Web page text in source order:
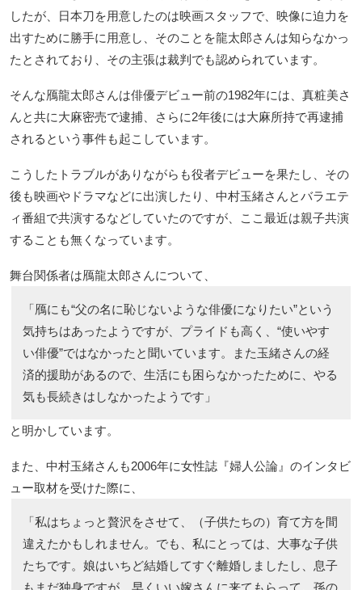
したが、日本刀を用意したのは映画スタッフで、映像に迫力を
出すために勝手に用意し、そのことを龍太郎さんは知らなかっ
たとされており、その主張は裁判でも認められています。
そんな鴈龍太郎さんは俳優デビュー前の1982年には、真粧美さ
んと共に大麻密売で逮捕、さらに2年後には大麻所持で再逮捕
されるという事件も起こしています。
こうしたトラブルがありながらも役者デビューを果たし、その
後も映画やドラマなどに出演したり、中村玉緒さんとバラエテ
ィ番組で共演するなどしていたのですが、ここ最近は親子共演
することも無くなっています。
舞台関係者は鴈龍太郎さんについて、
「鴈にも“父の名に恥じないような俳優になりたい”という
気持ちはあったようですが、プライドも高く、“使いやす
い俳優”ではなかったと聞いています。また玉緒さんの経
済的援助があるので、生活にも困らなかったために、やる
気も長続きはしなかったようです」
と明かしています。
また、中村玉緒さんも2006年に女性誌『婦人公論』のインタビ
ュー取材を受けた際に、
「私はちょっと贅沢をさせて、（子供たちの）育て方を間
違えたかもしれません。でも、私にとっては、大事な子供
たちです。娘はいちど結婚してすぐ離婚しましたし、息子
もまだ独身ですが、早くいい嫁さんに来てもらって、孫の